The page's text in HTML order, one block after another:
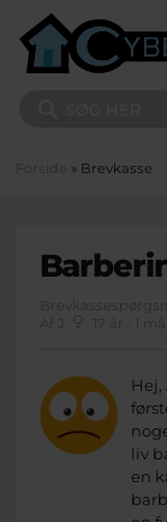
Du er her
» Brevkasse
Af J
liv
en